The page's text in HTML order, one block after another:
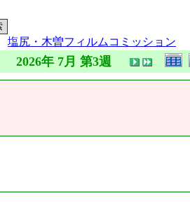
塩尻・木曽フィルムコミッション
2026年 7月 第3週